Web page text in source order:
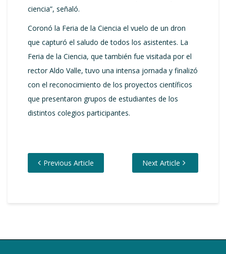
ciencia”, señaló.
Coronó la Feria de la Ciencia el vuelo de un dron
que capturó el saludo de todos los asistentes. La
Feria de la Ciencia, que también fue visitada por el
rector Aldo Valle, tuvo una intensa jornada y finalizó
con el reconocimiento de los proyectos científicos
que presentaron grupos de estudiantes de los
distintos colegios participantes.
Previous Article Next Article